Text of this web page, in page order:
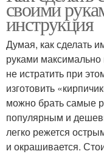
своими
инструкция
Думая, как сделать
руками
не истратить при
изготовить
можно брать самые
популярным и
легко режется
и окрашивается.